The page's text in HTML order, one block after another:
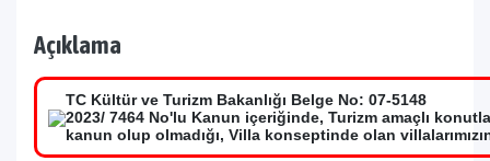
Açıklama
TC Kültür ve Turizm Bakanlığı Belge No: 07-5148
2023/ 7464 No'lu Kanun içeriğinde, Turizm amaçlı
kanun olup olmadığı, Villa konseptinde olan